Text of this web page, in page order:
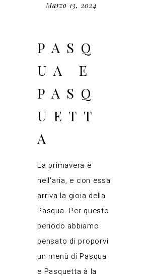
Marzo 13, 2024
PASQ
UA E
PASQ
UETT
A
La primavera è
nell'aria, e con essa
arriva la gioia della
Pasqua. Per questo
periodo abbiamo
pensato di proporvi
un menù di Pasqua
e Pasquetta à la